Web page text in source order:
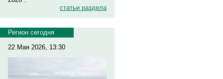
статьи раздела
Регион сегодня
22 Мая 2026, 13:30